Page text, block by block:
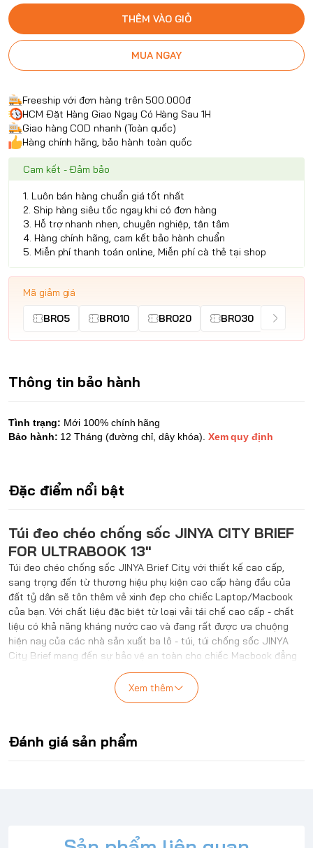
THÊM VÀO GIỎ
MUA NGAY
Freeship với đơn hàng trên 500.000đ
HCM Đặt Hàng Giao Ngay Có Hàng Sau 1H
Giao hàng COD nhanh (Toàn quốc)
Hàng chính hãng, bảo hành toàn quốc
Cam kết - Đảm bảo
1. Luôn bán hàng chuẩn giá tốt nhất
2. Ship hàng siêu tốc ngay khi có đơn hàng
3. Hỗ trợ nhanh nhẹn, chuyên nghiệp, tận tâm
4. Hàng chính hãng, cam kết bảo hành chuẩn
5. Miễn phí thanh toán online, Miễn phí cà thẻ tại shop
Mã giảm giá
BRO5 BRO10 BRO20 BRO30
Thông tin bảo hành
Tình trạng: Mới 100% chính hãng
Bảo hành: 12 Tháng (đường chỉ, dây khóa). Xem quy định
Đặc điểm nổi bật
Túi đeo chéo chống sốc JINYA CITY BRIEF
FOR ULTRABOOK 13''
Túi đeo chéo chống sốc JINYA Brief City với thiết kế cao cấp,
sang trọng đến từ thương hiệu phụ kiện cao cấp hàng đầu của
đất tỷ dân sẽ tôn thêm vẻ xinh đẹp cho chiếc Laptop/Macbook
của bạn. Với chất liệu đặc biệt từ loại vải tái chế cao cấp - chất
liệu có khả năng kháng nước cao và đang rất được ưa chuộng
hiện nay của các nhà sản xuất ba lô - túi, túi chống sốc JINYA
City Brief mang đến sự bảo vệ an toàn cho chiếc Macbook đẳng
cấp tránh khỏi những vết trầy xước và va đập đáng tiếc, đồng
thời giúp bạn mang theo và làm việc vô cùng tiện ích, dễ dàng với
thường xuyên làm việc trong môi trường văn phòng, luôn đem
chống sốc JINYA Brief City thiết kế tay cầm tiện lợi và cung
Xem thêm
Đánh giá sản phẩm